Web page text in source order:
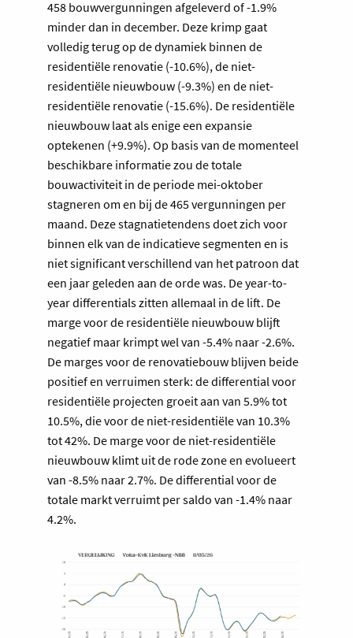
458 bouwvergunningen afgeleverd of -1.9%
minder dan in december. Deze krimp gaat
volledig terug op de dynamiek binnen de
residentiële renovatie (-10.6%), de niet-
residentiële nieuwbouw (-9.3%) en de niet-
residentiële renovatie (-15.6%). De residentiële
nieuwbouw laat als enige een expansie
optekenen (+9.9%). Op basis van de momenteel
beschikbare informatie zou de totale
bouwactiviteit in de periode mei-oktober
stagneren om en bij de 465 vergunningen per
maand. Deze stagnatietendens doet zich voor
binnen elk van de indicatieve segmenten en is
niet significant verschillend van het patroon dat
een jaar geleden aan de orde was. De year-to-
year differentials zitten allemaal in de lift. De
marge voor de residentiële nieuwbouw blijft
negatief maar krimpt wel van -5.4% naar -2.6%.
De marges voor de renovatiebouw blijven beide
positief en verruimen sterk: de differential voor
residentiële projecten groeit aan van 5.9% tot
10.5%, die voor de niet-residentiële van 10.3%
tot 42%. De marge voor de niet-residentiële
nieuwbouw klimt uit de rode zone en evolueert
van -8.5% naar 2.7%. De differential voor de
totale markt verruimt per saldo van -1.4% naar
4.2%.